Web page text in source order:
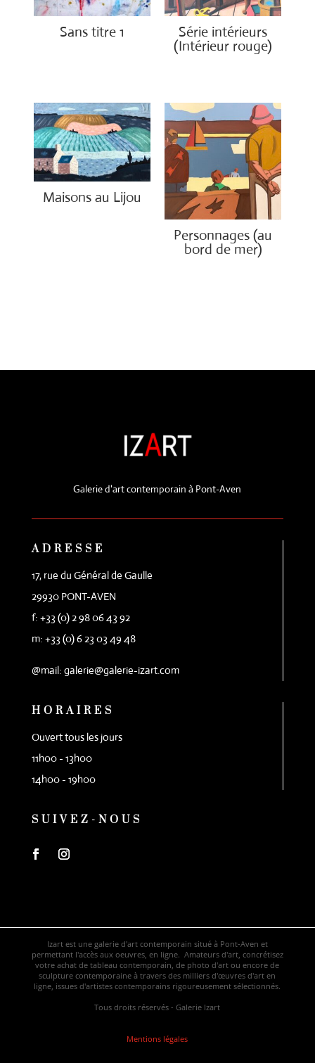
Sans titre 1
Série intérieurs
(Intérieur rouge)
Maisons au Lijou
Personnages (au
bord de mer)
Galerie d'art contemporain à Pont-Aven
ADRESSE
17, rue du Général de Gaulle
29930 PONT-AVEN
f: +33 (0) 2 98 06 43 92
m: +33 (0) 6 23 03 49 48
@mail: galerie@galerie-izart.com
HORAIRES
Ouvert tous les jours
11h00 - 13h00
14h00 - 19h00
SUIVEZ-NOUS
Izart est une galerie d'art contemporain situé à Pont-Aven et
permettant l'accès aux oeuvres, en ligne. Amateurs d'art, concrétisez
votre achat de tableau contemporain, de photo d'art ou encore de
sculpture contemporaine à travers des milliers d'œuvres d'art en
ligne, issues d'artistes contemporains rigoureusement sélectionnés.
Tous droits réservés - Galerie Izart
Mentions légales